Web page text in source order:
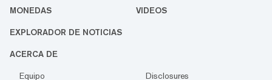
MONEDAS VIDEOS
EXPLORADOR DE NOTICIAS
ACERCA DE
Equipo
Disclosures